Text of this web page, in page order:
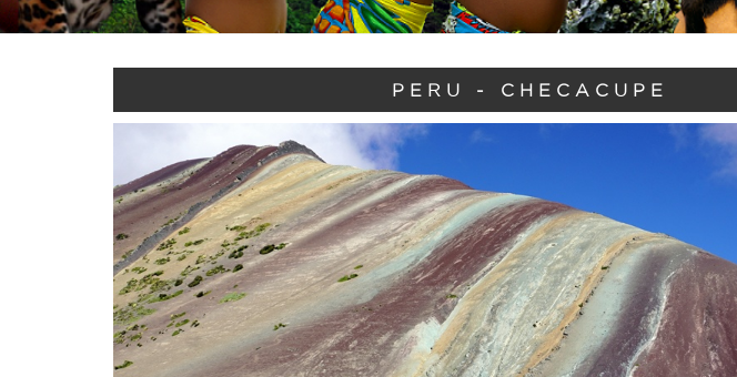
PERU - CHECACUPE